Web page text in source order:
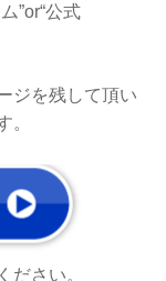
”or“公式
ジを残して頂い
。
ださい。